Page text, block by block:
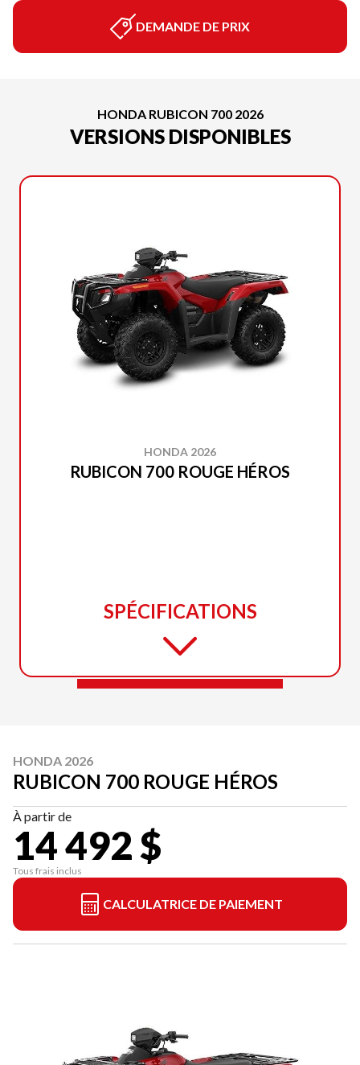
DEMANDE DE PRIX
HONDA RUBICON 700 2026
VERSIONS DISPONIBLES
HONDA 2026
RUBICON 700 ROUGE HÉROS
SPÉCIFICATIONS
HONDA 2026
RUBICON 700 ROUGE HÉROS
À partir de
14 492 $
Tous frais inclus
CALCULATRICE DE PAIEMENT